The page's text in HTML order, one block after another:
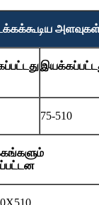
75-510